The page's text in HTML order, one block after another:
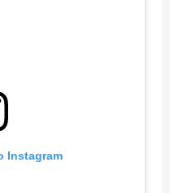
Instagram